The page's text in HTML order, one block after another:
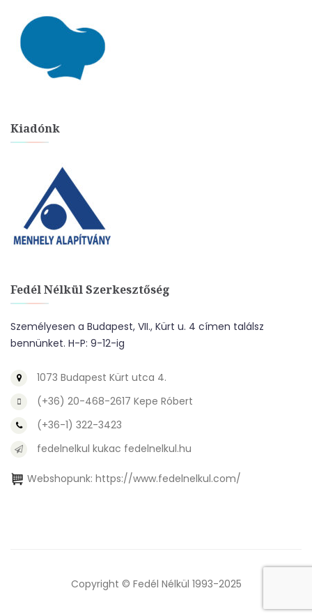
Kiadónk
Fedél Nélkül Szerkesztőség
Személyesen a Budapest, VII., Kürt u. 4 címen találsz
bennünket. H-P: 9-12-ig
1073 Budapest Kürt utca 4.
(+36) 20-468-2617 Kepe Róbert
(+36-1) 322-3423
fedelnelkul kukac fedelnelkul.hu
Webshopunk: https://www.fedelnelkul.com/
Copyright © Fedél Nélkül 1993-2025